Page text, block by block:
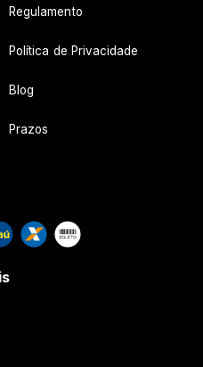
Regulamento
Política de Privacidade
Blog
Prazos